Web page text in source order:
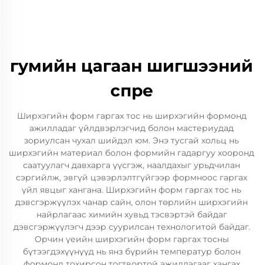
гумийн цагаан шигшээний
спре
Ширхэгийн форм гаргах тос нь ширхэгийн формонд
ажилладаг үйлдвэрлэгчид болон мастериудад
зориулсан чухал шийдэл юм. Энэ тусгай хольц нь
ширхэгийн материал болон формийн гадаргуу хооронд
саатуулагч давхарга үүсгэж, наалдахыг урьдчилан
сэргийлж, эвгүй цэвэрлэлтгүйгээр формноос гаргах
үйл явцыг хангана. Ширхэгийн форм гаргах тос нь
дэвсгэржүүлэх чанар сайн, олон төрлийн ширхэгийн
найрлагаас химийн хувьд тэсвэртэй байдаг
дэвсгэржүүлэгч дээр суурилсан технологитой байдаг.
Орчин үеийн ширхэгийн форм гаргах тосны
бүтээгдэхүүнүүд нь янз бүрийн температур болон